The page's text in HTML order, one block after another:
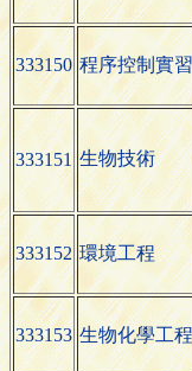
333150 程序控制實習
333151 生物技術
333152 環境工程
333153 生物化學工程